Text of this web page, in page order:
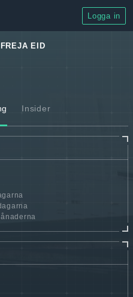
Logga in
FREJA EID
Insider